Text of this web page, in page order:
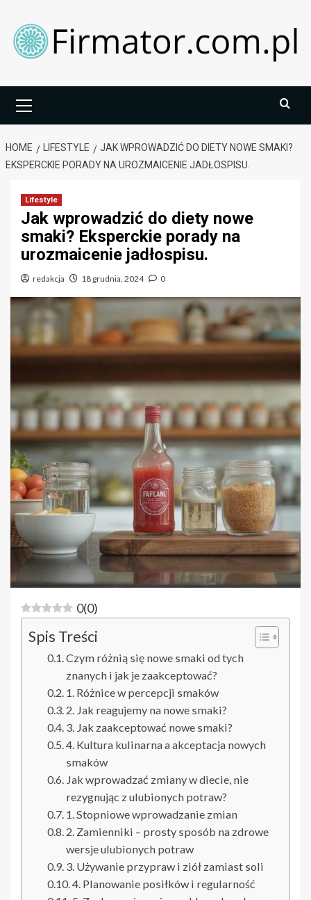
content
Menu
HOME LIFESTYLE
JAK WPROWADZIĆ DO DIETY NOWE SMAKI?
EKSPERCKIE PORADY NA UROZMAICENIE JADŁOSPISU.
Lifestyle
Jak wprowadzić do diety nowe
smaki? Eksperckie porady na
urozmaicenie jadłospisu.
redakcja 18 grudnia, 2024 0
0(0)
Spis Treści
Czym różnią się nowe smaki od tych
znanych i jak je zaakceptować?
1. Różnice w percepcji smaków
2. Jak reagujemy na nowe smaki?
3. Jak zaakceptować nowe smaki?
4. Kultura kulinarna a akceptacja nowych
smaków
Jak wprowadzać zmiany w diecie, nie
rezygnując z ulubionych potraw?
1. Stopniowe wprowadzanie zmian
2. Zamienniki – prosty sposób na zdrowe
wersje ulubionych potraw
3. Używanie przypraw i ziół zamiast soli
4. Planowanie posiłków i regularność